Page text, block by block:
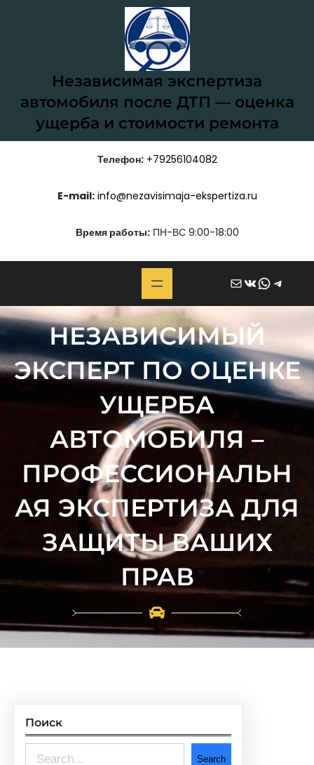
Независимая экспертиза
автомобиля после ДТП — оценка
ущерба и стоимости ремонта
Телефон: +79256104082
E-mail: info@nezavisimaja-ekspertiza.ru
Время работы:ПН-ВС 9:00-18:00
Почта ВКонтакте WhatsApp Telegram
НЕЗАВИСИМЫЙ
ЭКСПЕРТ ПО ОЦЕНКЕ
УЩЕРБА
АВТОМОБИЛЯ –
ПРОФЕССИОНАЛЬН
АЯ ЭКСПЕРТИЗА ДЛЯ
ЗАЩИТЫ ВАШИХ
ПРАВ
Поиск
Search